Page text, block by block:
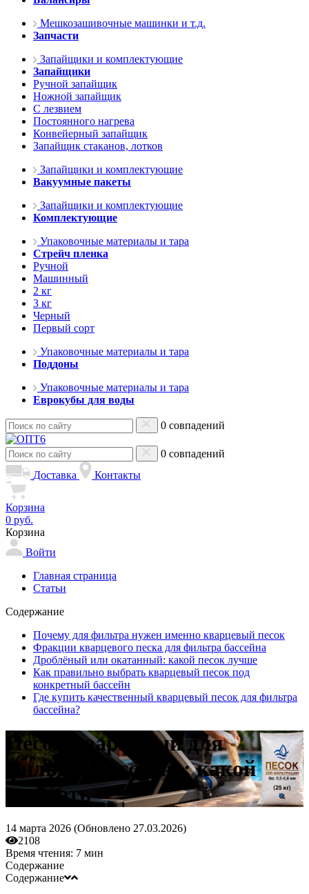
Мешкозашивочные машинки и т.д.
Запчасти
Запайщики и комплектующие
Запайщики
Ручной запайщик
Ножной запайщик
С лезвием
Постоянного нагрева
Конвейерный запайщик
Запайщик стаканов, лотков
Запайщики и комплектующие
Вакуумные пакеты
Запайщики и комплектующие
Комплектующие
Упаковочные материалы и тара
Стрейч пленка
Ручной
Машинный
2 кг
3 кг
Черный
Первый сорт
Упаковочные материалы и тара
Поддоны
Упаковочные материалы и тара
Еврокубы для воды
0 совпадений
0 совпадений
Доставка
Контакты
Корзина
0 руб.
Корзина
Войти
Главная страница
Статьи
Содержание
Почему для фильтра нужен именно кварцевый песок
Фракции кварцевого песка для фильтра бассейна
Дроблёный или окатанный: какой песок лучше
Как правильно выбрать кварцевый песок под
конкретный бассейн
Где купить качественный кварцевый песок для фильтра
бассейна?
Песок кварцевый для
фильтра бассейна: какой
выбрать
14 марта 2026 (Обновлено 27.03.2026)
2108
Время чтения: 7 мин
Содержание
Содержание